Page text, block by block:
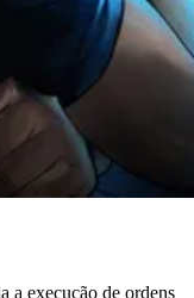
a execução de ordens